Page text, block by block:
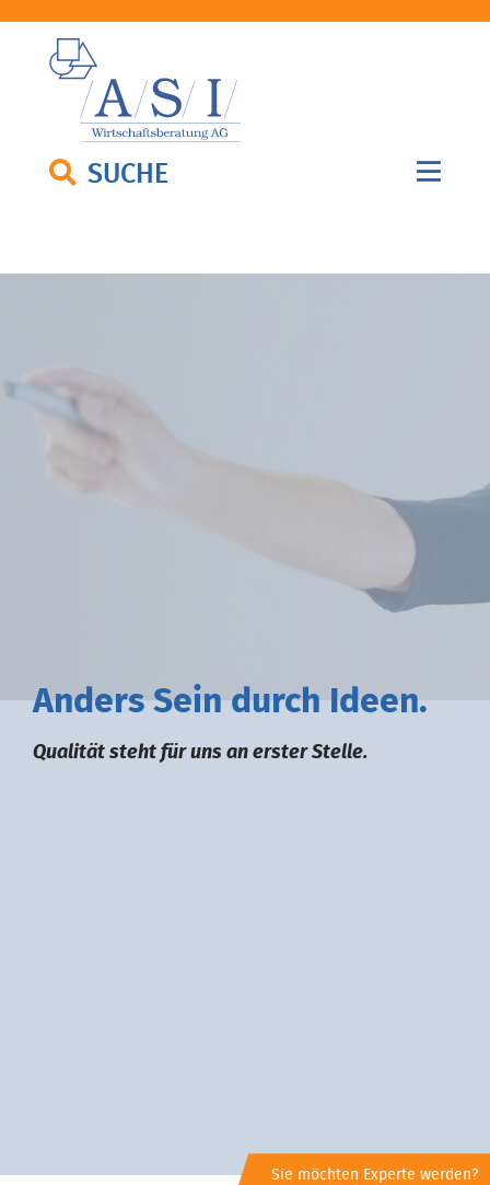
SUCHE
Anders Sein durch deen.
Qualität steht für uns an erster Stelle.
Sie möchten Experte werden?